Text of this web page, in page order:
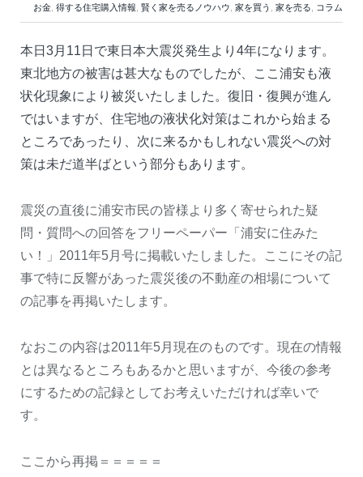
お金 得する住宅購入情報 賢く家を売るノウハウ 家を買う 家を売る コラム
本日3月11日で東日本大震災発生より4年になります。
東北地方の被害は甚大なものでしたが、ここ浦安も液
状化現象により被災いたしました。復旧・復興が進ん
ではいますが、住宅地の液状化対策はこれから始まる
ところであったり、次に来るかもしれない震災への対
策は未だ道半ばという部分もあります。
震災の直後に浦安市民の皆様より多く寄せられた疑
問・質問への回答をフリーペーパー「浦安に住みた
い！」2011年5月号に掲載いたしました。ここにその記
事で特に反響があった震災後の不動産の相場について
の記事を再掲いたします。
なおこの内容は2011年5月現在のものです。現在の情報
とは異なるところもあるかと思いますが、今後の参考
にするための記録としてお考えいただければ幸いで
す。
ここから再掲＝＝＝＝＝